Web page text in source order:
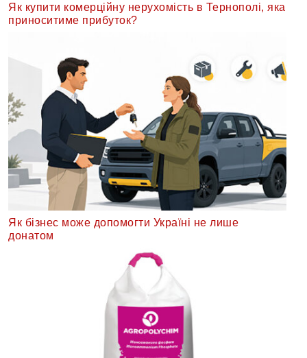
Як купити комерційну нерухомість в Тернополі, яка
приноситиме прибуток?
Як бізнес може допомогти Україні не лише
донатом